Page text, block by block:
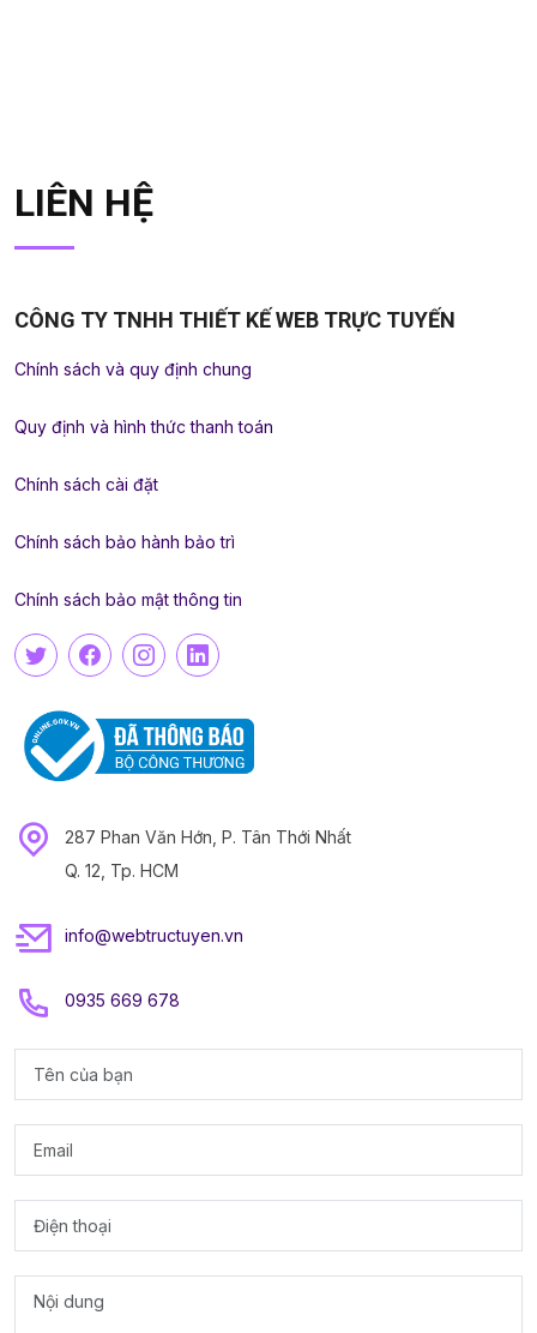
LIÊN HỆ
CÔNG TY TNHH THIẾT KẾ WEB TRỰC TUYẾN
Chính sách và quy định chung
Quy định và hình thức thanh toán
Chính sách cài đặt
Chính sách bảo hành bảo trì
Chính sách bảo mật thông tin
287 Phan Văn Hớn, P. Tân Thới Nhất
Q. 12, Tp. HCM
info@webtructuyen.vn
0935 669 678